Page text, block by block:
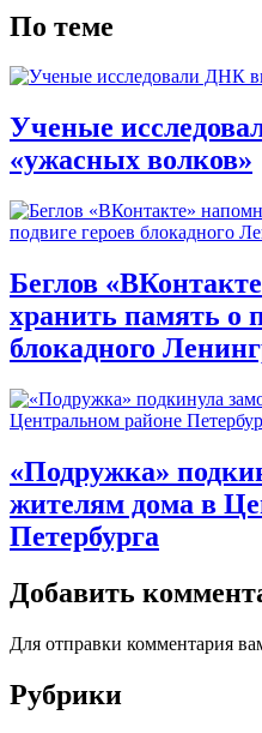
По теме
Ученые
«ужасных волков»
Беглов
хранить память о
блокадного
«Подружка»
жителям дома в
Петербурга
Добавить
Для отправки комментария
Рубрики